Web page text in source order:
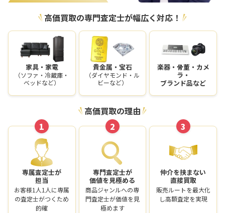
高価買取の専門査定士が幅広く対応！
家具・家電
（ソファ・冷蔵庫・
ベッドなど）
貴金属・宝石
（ダイヤモンド・ル
ビーなど）
楽器・骨董・カメ
ラ・
ブランド品など
高価買取の理由
1
専属査定士が
担当
お客様1人1人に専属
の査定士がつくため
的確
2
専門査定士が
価値を見極める
商品ジャンルへの専
門査定士が価値を見
極めます
3
仲介を挟まない
直接買取
販売ルートを最大化
し高額査定を実現